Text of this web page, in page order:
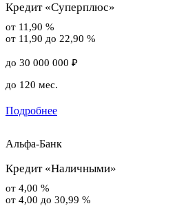
Кредит «Суперплюс»
от 11,90 %
от 11,90 до 22,90 %
до 30 000 000 ₽
до 120 мес.
Подробнее
Альфа-Банк
Кредит «Наличными»
от 4,00 %
от 4,00 до 30,99 %